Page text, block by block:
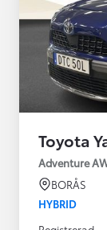
Toyota
Adventure
BORÅS
HYBRID